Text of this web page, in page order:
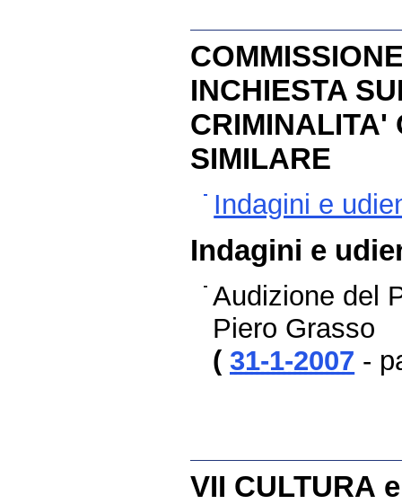
INCHIESTA
CRIMINALITA'
SIMILARE
Indagini e
Indagini e
Audizione del
Piero Grasso
(31-1-2007 -
VII CULTURA